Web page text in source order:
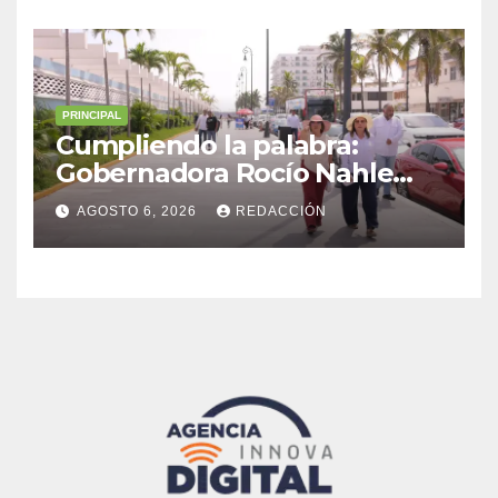
PRINCIPAL
Cumpliendo la palabra:
Gobernadora Rocío Nahle
impulsa la gran rehabilitación
del Centro Histórico de
Veracruz
AGOSTO 6, 2026 REDACCIÓN